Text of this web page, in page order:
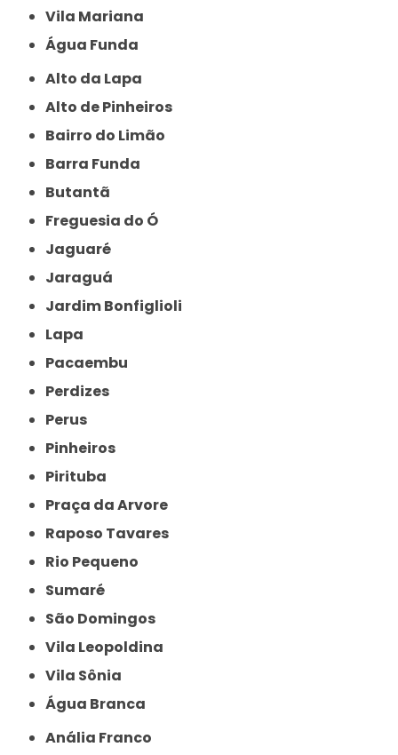
Vila Mariana
Água Funda
Alto da Lapa
Alto de Pinheiros
Bairro do Limão
Barra Funda
Butantã
Freguesia do Ó
Jaguaré
Jaraguá
Jardim Bonfiglioli
Lapa
Pacaembu
Perdizes
Perus
Pinheiros
Pirituba
Praça da Arvore
Raposo Tavares
Rio Pequeno
Sumaré
São Domingos
Vila Leopoldina
Vila Sônia
Água Branca
Anália Franco